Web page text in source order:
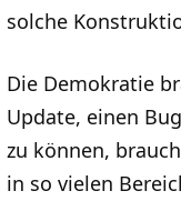
solche
Die Demokratie
Update, einen
zu können,
in so vielen